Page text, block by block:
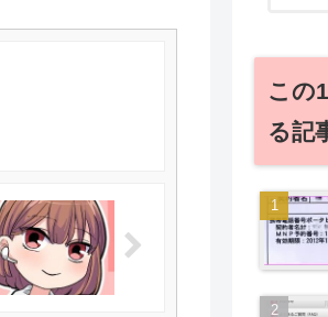
この
る記